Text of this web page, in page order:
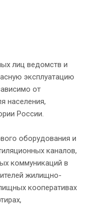
лиц ведомств и
эксплуатацию
от
населения,
России.
оборудования и
каналов,
коммуникаций в
жилищно-
кооперативах